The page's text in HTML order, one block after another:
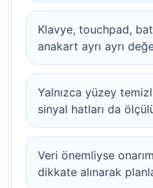
Klavye, touchpad,
anakart ayrı ayrı
Yalnızca yüzey
sinyal hatları da
Veri önemliyse
dikkate alınarak